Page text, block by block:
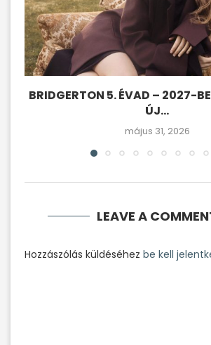
BRIDGERTON 5. ÉVAD – 2027-
ÚJ...
május 31, 2026
LEAVE A
Hozzászólás küldéséhez be kell